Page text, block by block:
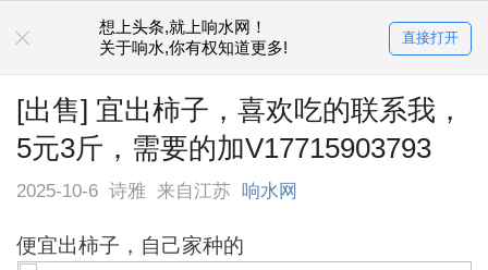
想上头条,就上响水网！
关于响水,你有权知道更多!
直接打开
[出售] 宜出柿子，喜欢吃的联系我，
5元3斤，需要的加V17715903793
2025-10-6 诗雅 来自江苏 响水网
便宜出柿子，自己家种的